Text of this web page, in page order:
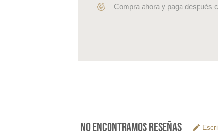
Compra ahora y paga después
No encontramos reseñas